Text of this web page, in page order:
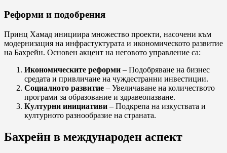
Реформи и подобрения
Принц Хамад инициира множество проекти, насочени към
модернизация на инфрастуктурата и икономическото развитие
на Бахрейн. Основен акцент на неговото управление са:
Икономическите реформи – Подобряване на бизнес
средата и привличане на чуждестранни инвестиции.
Социалното развитие – Увеличаване на количеството
програми за образование и здравеопазване.
Културни инициативи – Подкрепа на изкуствата и
културното разнообразие на страната.
Бахрейн в международен аспект